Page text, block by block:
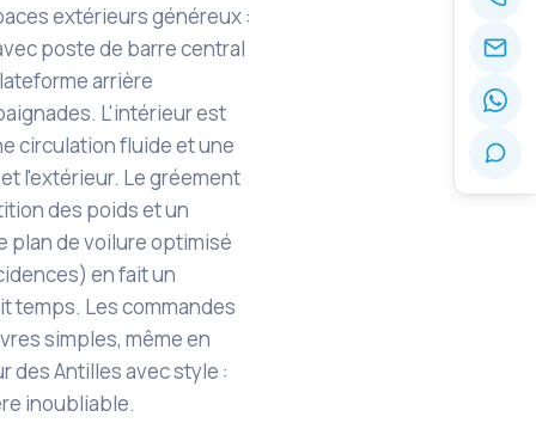
extérieurs généreux :
poste de barre central
arrière
L'intérieur est
circulation fluide et une
l'extérieur. Le gréement
des poids et un
plan de voilure optimisé
en fait un
temps. Les commandes
simples, même en
des Antilles avec style :
inoubliable.